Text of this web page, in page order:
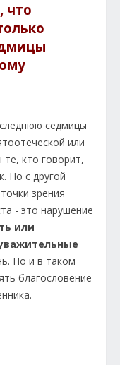
что
седмицы
или
кто говорит,
Но с другой
зрения
- это нарушение
или
Но и в таком
благословение